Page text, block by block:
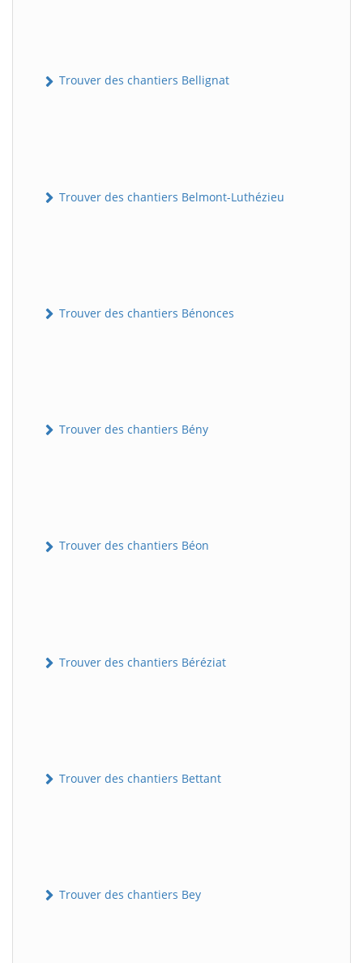
Trouver des chantiers Bellignat
Trouver des chantiers Belmont-Luthézieu
Trouver des chantiers Bénonces
Trouver des chantiers Bény
Trouver des chantiers Béon
Trouver des chantiers Béréziat
Trouver des chantiers Bettant
Trouver des chantiers Bey